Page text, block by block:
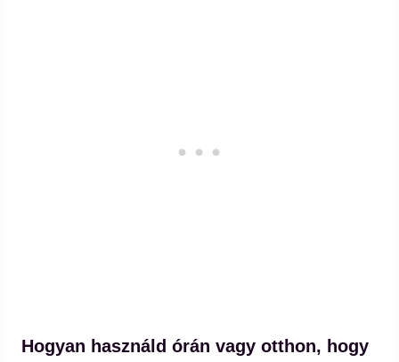
Hogyan használd órán vagy otthon, hogy